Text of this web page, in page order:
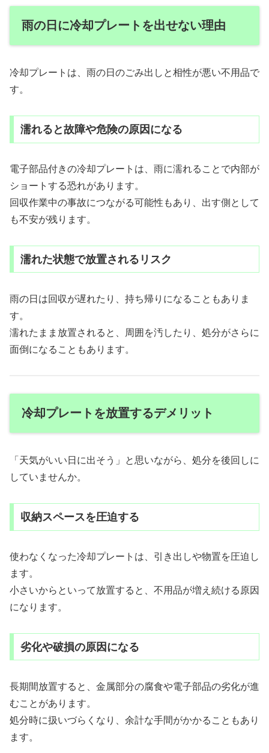
雨の日に冷却プレートを出せない理由
冷却プレートは、雨の日のごみ出しと相性が悪い不用品で
す。
濡れると故障や危険の原因になる
電子部品付きの冷却プレートは、雨に濡れることで内部が
ショートする恐れがあります。
回収作業中の事故につながる可能性もあり、出す側として
も不安が残ります。
濡れた状態で放置されるリスク
雨の日は回収が遅れたり、持ち帰りになることもありま
す。
濡れたまま放置されると、周囲を汚したり、処分がさらに
面倒になることもあります。
冷却プレートを放置するデメリット
「天気がいい日に出そう」と思いながら、処分を後回しに
していませんか。
収納スペースを圧迫する
使わなくなった冷却プレートは、引き出しや物置を圧迫し
ます。
小さいからといって放置すると、不用品が増え続ける原因
になります。
劣化や破損の原因になる
長期間放置すると、金属部分の腐食や電子部品の劣化が進
むことがあります。
処分時に扱いづらくなり、余計な手間がかかることもあり
ます。